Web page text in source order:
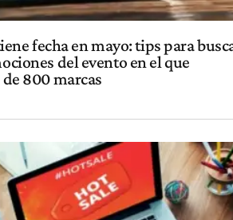
fecha en mayo: tips para
del evento en el que
800 marcas